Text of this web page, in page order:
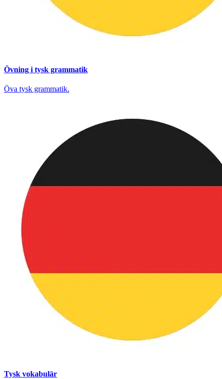
Övning i tysk grammatik
Öva tysk grammatik.
Tysk vokabulär